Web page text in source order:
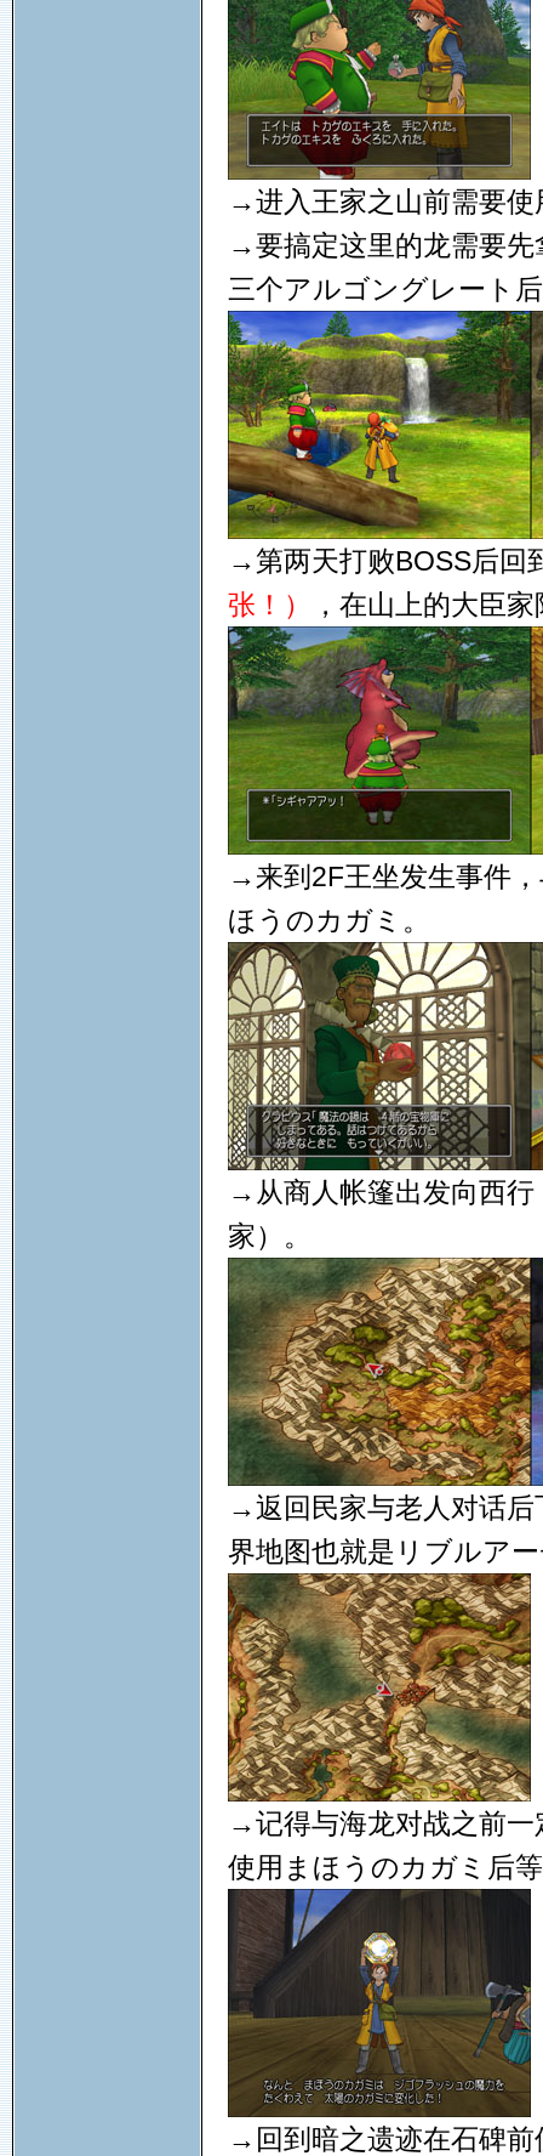
→进入王家之山前需要
→要搞定这里的龙需要先
三个アルゴングレート
→第两天打败BOSS后回
张！）
，在山上的大臣
→来到2F王坐发生事件
ほうのカガミ。
→从商人帐篷出发向西
家）。
→返回民家与老人对话后
界地图也就是リブルア
→记得与海龙对战之前
使用まほうのカガミ后
→回到暗之遗迹在石碑